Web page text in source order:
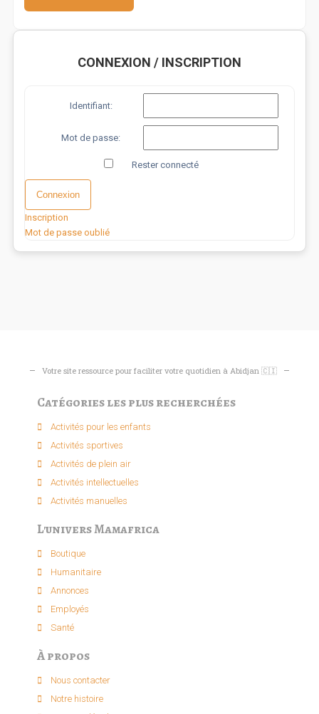
CONNEXION / INSCRIPTION
Identifiant:
Mot de passe:
Rester connecté
Connexion
Inscription
Mot de passe oublié
Votre site ressource pour faciliter votre quotidien à Abidjan 🇨🇮
Catégories les plus recherchées
Activités pour les enfants​
Activités sportives​
Activités de plein air​
Activités intellectuelle​s
Activités manuelles​
L'univers Mamafrica
Boutique
Humanitaire
Annonces
Employés
Santé
À propos
Nous contacter
Notre histoire